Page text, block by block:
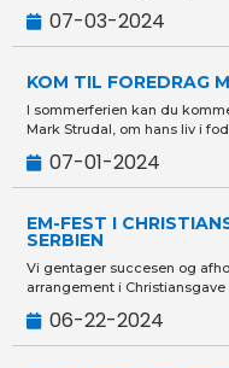
07-03-2024
KOM TIL FOREDRAG
I sommerferien kan du
Mark Strudal, om hans liv i
07-01-2024
EM-FEST I
SERBIEN
Vi gentager succesen og
arrangement i Christiansgave
06-22-2024